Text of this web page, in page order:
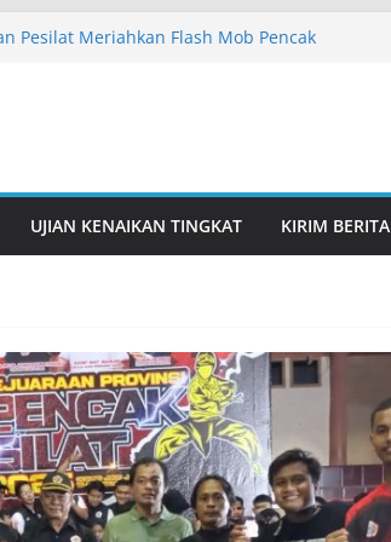
Pesilat Meriahkan Flash Mob Pencak
Gelar Latihan Rutin, Perkuat
Pesilat Berbakat Lewat Pembinaan
UJIAN KENAIKAN TINGKAT KIRIM BERITA